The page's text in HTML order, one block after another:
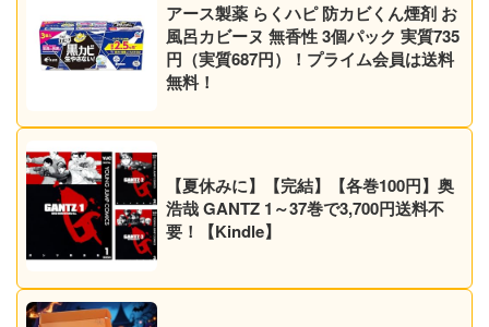
アース製薬 らくハピ 防カビくん煙剤 お
風呂カビーヌ 無香性 3個パック 実質735
円（実質687円）！プライム会員は送料
無料！
【夏休みに】【完結】【各巻100円】奥
浩哉 GANTZ 1～37巻で3,700円送料不
要！【Kindle】